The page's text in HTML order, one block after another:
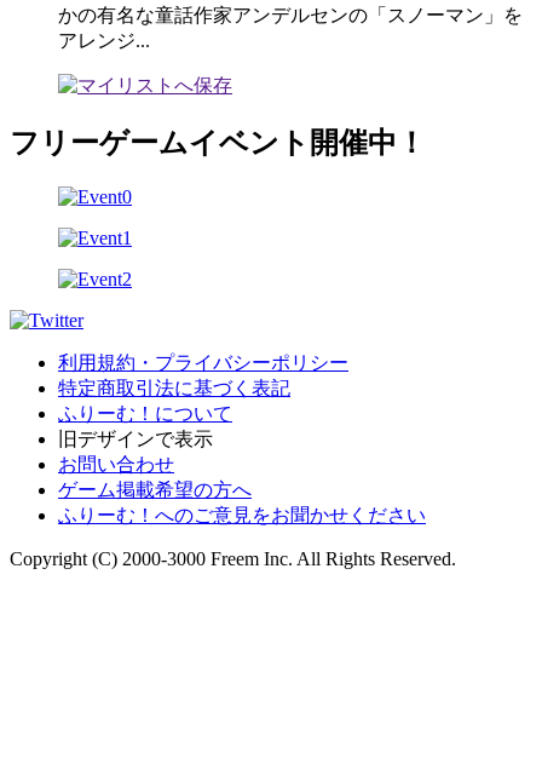
かの有名な童話作家アンデルセンの「スノーマン」を
アレンジ...
フリーゲームイベント開催中！
利用規約・プライバシーポリシー
特定商取引法に基づく表記
ふりーむ！について
旧デザインで表示
お問い合わせ
ゲーム掲載希望の方へ
ふりーむ！へのご意見をお聞かせください
Copyright (C) 2000-3000 Freem Inc. All Rights Reserved.